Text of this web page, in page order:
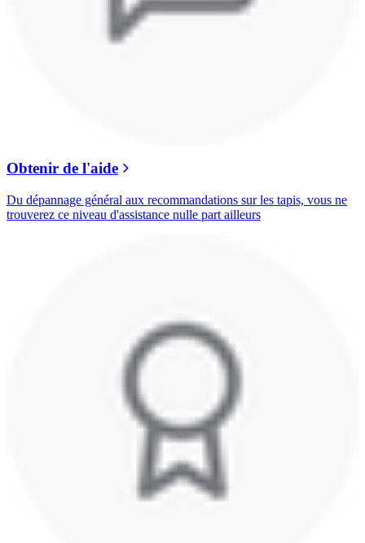
Obtenir de l'aide
Du dépannage général aux recommandations sur les tapis, vous ne
trouverez ce niveau d'assistance nulle part ailleurs